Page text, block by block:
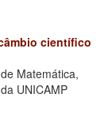
científico
Matemática,
UNICAMP